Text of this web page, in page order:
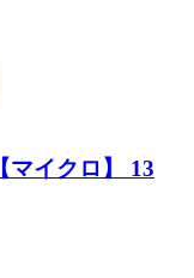
マイクロ】 13